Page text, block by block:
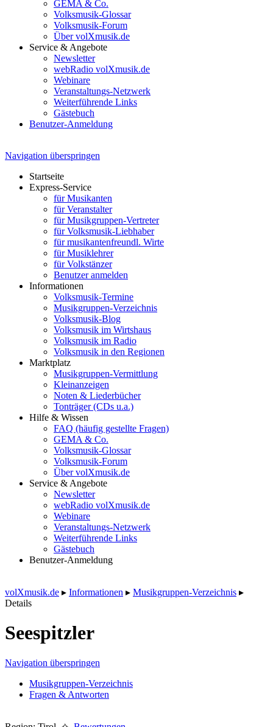
GEMA & Co.
Volksmusik-Glossar
Volksmusik-Forum
Über volXmusik.de
Service & Angebote
Newsletter
webRadio volXmusik.de
Webinare
Veranstaltungs-Netzwerk
Weiterführende Links
Gästebuch
Benutzer-Anmeldung
Navigation überspringen
Startseite
Express-Service
für Musikanten
für Veranstalter
für Musikgruppen-Vertreter
für Volksmusik-Liebhaber
für musikantenfreundl. Wirte
für Musiklehrer
für Volkstänzer
Benutzer anmelden
Informationen
Volksmusik-Termine
Musikgruppen-Verzeichnis
Volksmusik-Blog
Volksmusik im Wirtshaus
Volksmusik im Radio
Volksmusik in den Regionen
Marktplatz
Musikgruppen-Vermittlung
Kleinanzeigen
Noten & Liederbücher
Tonträger (CDs u.a.)
Hilfe & Wissen
FAQ (häufig gestellte Fragen)
GEMA & Co.
Volksmusik-Glossar
Volksmusik-Forum
Über volXmusik.de
Service & Angebote
Newsletter
webRadio volXmusik.de
Webinare
Veranstaltungs-Netzwerk
Weiterführende Links
Gästebuch
Benutzer-Anmeldung
volXmusik.de ▸ Informationen ▸ Musikgruppen-Verzeichnis ▸
Details
Seespitzler
Navigation überspringen
Musikgruppen-Verzeichnis
Fragen & Antworten